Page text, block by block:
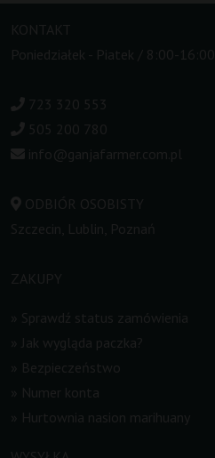
KONTAKT
Poniedziałek - Piatek / 8:00-16:00
723 320 553
505 200 780
info@ganjafarmer.com.pl
ODBIÓR OSOBISTY
Szczecin, Lublin, Poznań
ZAKUPY
Sprawdź status zamówienia
Jak wygląda paczka?
Bezpieczeństwo
Numer konta
Hurtownia nasion marihuany